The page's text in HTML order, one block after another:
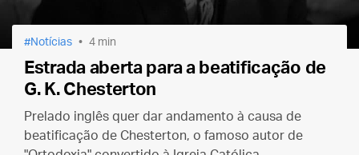
Notícias 4 min
Estrada aberta para a beatificação de
G. K. Chesterton
Prelado inglês quer dar andamento à causa de
beatificação de Chesterton, o famoso autor de